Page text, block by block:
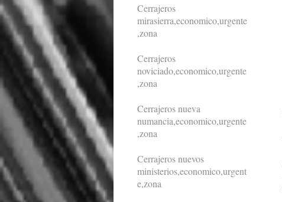
Cerrajeros
mirasierra,economico,urgente
,zona
Cerrajeros
noviciado,economico,urgente
,zona
Cerrajeros nueva
numancia,economico,urgente
,zona
Cerrajeros nuevos
ministerios,economico,urgent
e,zona